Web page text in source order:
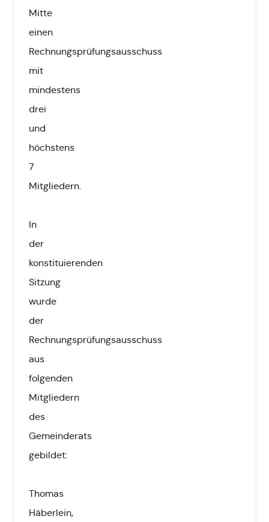
Mitte
einen
Rechnungsprüfungsausschuss
mit
mindestens
drei
und
höchstens
7
Mitgliedern.
In
der
konstituierenden
Sitzung
wurde
der
Rechnungsprüfungsausschuss
aus
folgenden
Mitgliedern
des
Gemeinderats
gebildet:
Thomas
Häberlein,